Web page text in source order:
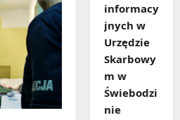
informacy
jnych w
Urzędzie
Skarbowy
m w
Świebodzi
nie